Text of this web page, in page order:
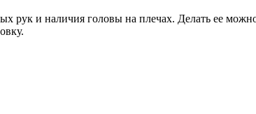
pук и наличия головы на плечах. Делать ее